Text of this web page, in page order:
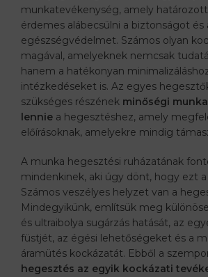
munkatevékenység, amely
érdemes alábecsülni a biztonságot és
egészségvédelmet. Számos olyan
magával, amelyeknek nemcsak
hanem a hatékonyan
intézkedéseket is. Az egyes
szükséges részének minőségi
lennie a hegesztéshez, amely
előírásoknak, amelyekre mindig
A munka hegesztési ruházatának
mindenkinek, aki úgy dönt, hogy ezt
Számos veszélyes helyzet van a
Mindegyikünk, említsük meg
és ultraibolya sugárzás hatását, az
füstjét, az égési lehetőségeket és a
áramütés kockázatát. Ebből a
hegesztés az egyik kockázati